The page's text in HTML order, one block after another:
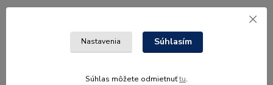
Tovar zaradený v kategóriách
Nastavenia Súhlasím
Súhlas môžete odmietnuťtu.